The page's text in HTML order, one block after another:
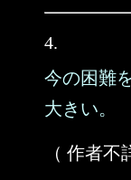
4.
今の困難
大きい。
（ 作者不